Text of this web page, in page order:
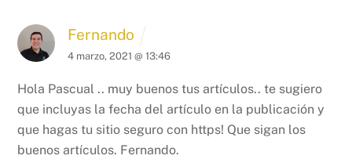
Fernando
4 marzo, 2021 @ 13:46
Hola Pascual .. muy buenos tus artículos.. te sugiero
que incluyas la fecha del artículo en la publicación y
que hagas tu sitio seguro con https! Que sigan los
buenos artículos. Fernando.